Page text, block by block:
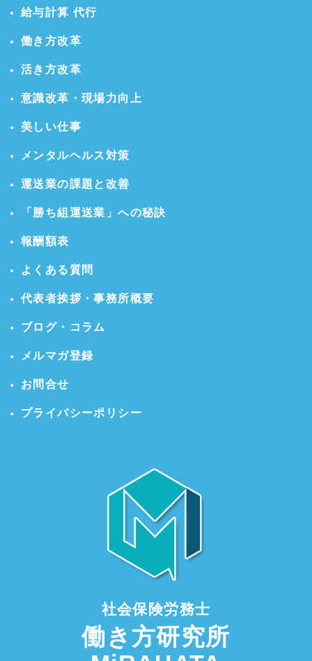
給与計算 代行
働き方改革
活き方改革
意識改革・現場力向上
美しい仕事
メンタルヘルス対策
運送業の課題と改善
「勝ち組運送業」への秘訣
報酬額表
よくある質問
代表者挨拶・事務所概要
ブログ・コラム
メルマガ登録
お問合せ
プライバシーポリシー
社会保険労務士
働き方研究所